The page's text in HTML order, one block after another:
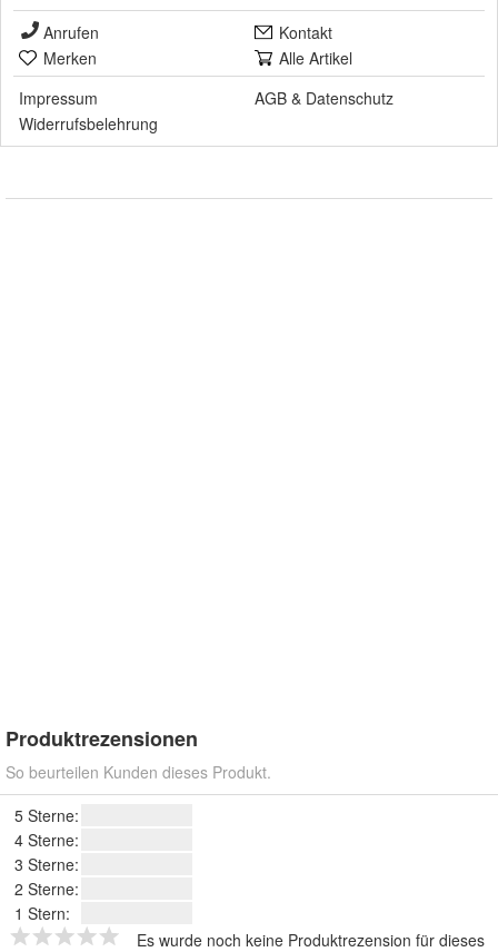
Anrufen
Kontakt
Merken
Alle Artikel
Impressum
AGB & Datenschutz
Widerrufsbelehrung
Produktrezensionen
So beurteilen Kunden dieses Produkt.
5 Sterne:
4 Sterne:
3 Sterne:
2 Sterne:
1 Stern:
Es wurde noch keine Produktrezension für dieses